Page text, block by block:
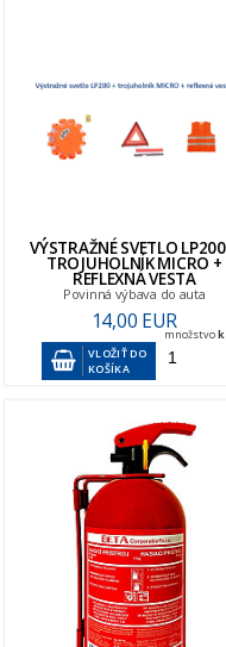
VÝSTRAŽNÉ SVETLO
TROJUHOLNÍK MICRO +
REFLEXNÁ VESTA
Povinná výbava do auta
14,00 EUR
VLOŽIŤ DO
KOŠÍKA
množstvo